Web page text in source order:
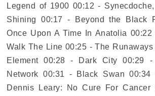
Legend of 1900 00:12 -
Shining 00:17 - Beyond the Black
Once Upon A Time In Anatolia
Walk The Line 00:25 - The
Element 00:28 - Dark City 00:29
Network 00:31 - Black Swan
Dennis Leary: No Cure For Cancer